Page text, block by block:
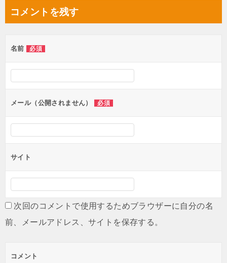
ビ
ー
シ
ン
コメントを残す
名前 必須
メール（公開されません） 必須
サイト
次回のコメントで使用するためブラウザーに自分の名
前、メールアドレス、サイトを保存する。
コメント